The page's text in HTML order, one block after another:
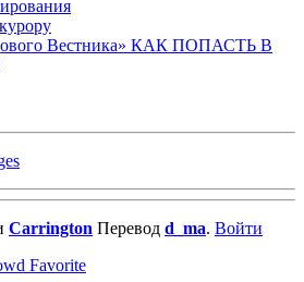
Вестника» КАК ПОПАСТЬ В
Carrington Перевод d_ma. Войти
Favorite